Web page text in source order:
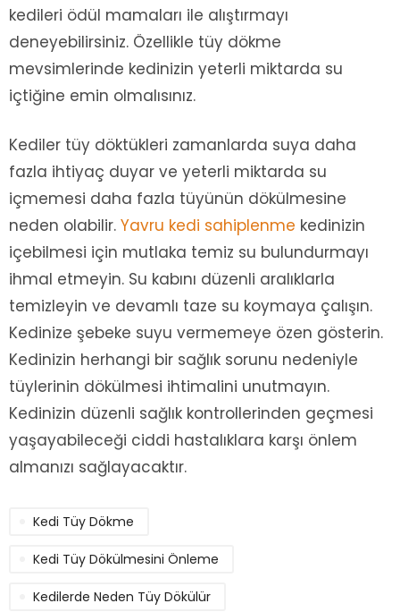
kedileri ödül mamaları ile alıştırmayı
deneyebilirsiniz. Özellikle tüy dökme
mevsimlerinde kedinizin yeterli miktarda su
içtiğine emin olmalısınız.
Kediler tüy döktükleri zamanlarda suya daha
fazla ihtiyaç duyar ve yeterli miktarda su
içmemesi daha fazla tüyünün dökülmesine
neden olabilir. Yavru kedi sahiplenme kedinizin
içebilmesi için mutlaka temiz su bulundurmayı
ihmal etmeyin. Su kabını düzenli aralıklarla
temizleyin ve devamlı taze su koymaya çalışın.
Kedinize şebeke suyu vermemeye özen gösterin.
Kedinizin herhangi bir sağlık sorunu nedeniyle
tüylerinin dökülmesi ihtimalini unutmayın.
Kedinizin düzenli sağlık kontrollerinden geçmesi
yaşayabileceği ciddi hastalıklara karşı önlem
almanızı sağlayacaktır.
Kedi Tüy Dökme
Kedi Tüy Dökülmesini Önleme
Kedilerde Neden Tüy Dökülür